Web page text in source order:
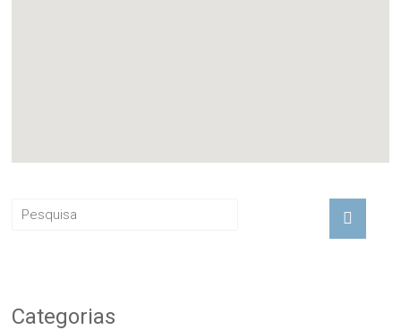
Categorias